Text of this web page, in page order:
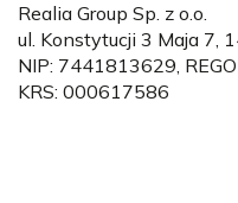
Realia Group Sp. z o.o.
ul. Konstytucji 3 Maja 7,
NIP: 7441813629,
KRS: 000617586